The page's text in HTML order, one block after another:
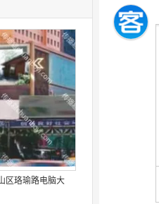
区珞瑜路电脑大